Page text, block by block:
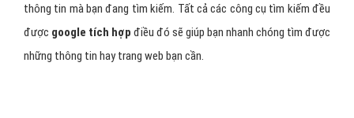
thông tin mà bạn đang tìm kiếm. Tất cả các công cụ tìm kiếm đều
được google tích hợp điều đó sẽ giúp bạn nhanh chóng tìm được
những thông tin hay trang web bạn cần.